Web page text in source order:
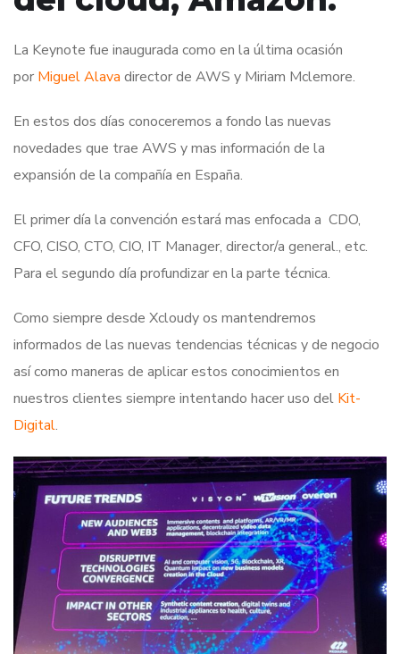
La Keynote fue inaugurada como en la última ocasión
por Miguel Alava director de AWS y Miriam Mclemore.
En estos dos días conoceremos a fondo las nuevas
novedades que trae AWS y mas información de la
expansión de la compañía en España.
El primer día la convención estará mas enfocada a CDO,
CFO, CISO, CTO, CIO, IT Manager, director/a general., etc.
Para el segundo día profundizar en la parte técnica.
Como siempre desde Xcloudy os mantendremos
informados de las nuevas tendencias técnicas y de negocio
así como maneras de aplicar estos conocimientos en
nuestros clientes siempre intentando hacer uso del Kit-
Digital.